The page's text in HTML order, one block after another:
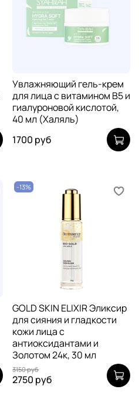
Увлажняющий гель-крем
для лица с витамином В5 и
гиалуроновой кислотой,
40 мл (Халяль)
1700 руб
-13%
GOLD SKIN ELIXIR Эликсир
для сияния и гладкости
кожи лица с
антиоксидантами и
Золотом 24к, 30 мл
3150 руб
2750 руб